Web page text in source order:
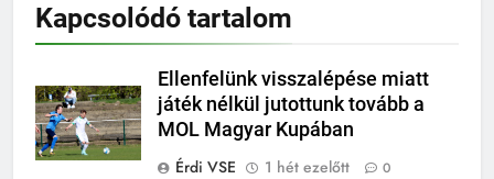
Kapcsolódó tartalom
Ellenfelünk visszalépése miatt
játék nélkül jutottunk tovább a
MOL Magyar Kupában
Érdi VSE
1 hét ezelőtt 0